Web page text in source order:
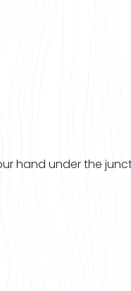
hand under the